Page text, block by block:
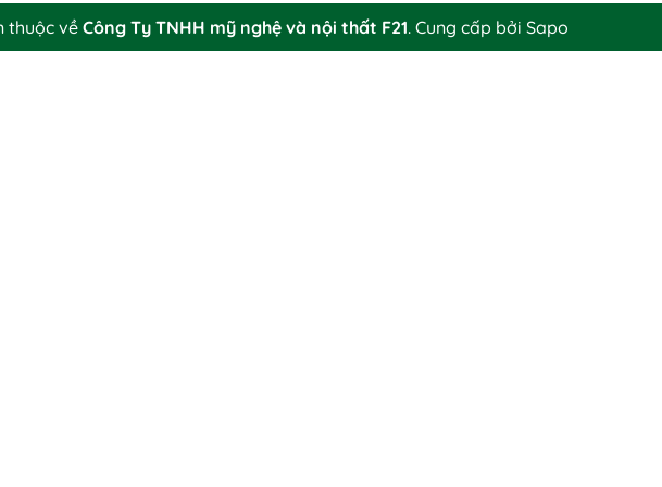
thuộc vềCông Ty TNHH mỹ nghệ và nội thất F21. Cung cấp bởi Sapo